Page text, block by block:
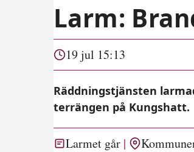
Larm:
19 jul 15:13
Räddningstjänsten
terrängen på Kungshatt.
Larmet går